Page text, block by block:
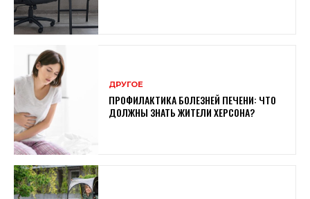
ДРУГОЕ
ПРОФИЛАКТИКА БОЛЕЗНЕЙ ПЕЧЕНИ: ЧТО
ДОЛЖНЫ ЗНАТЬ ЖИТЕЛИ ХЕРСОНА?